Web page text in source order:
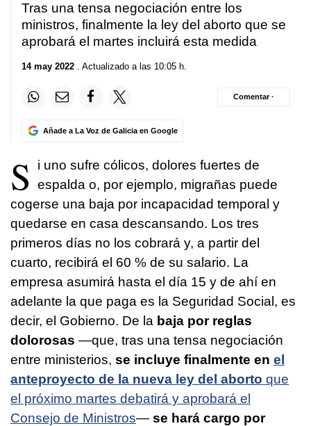
Tras una tensa negociación entre los
ministros, finalmente la ley del aborto que se
aprobará el martes incluirá esta medida
14 may 2022 . Actualizado a las 10:05 h.
Añade a La Voz de Galicia en Google
Comentar ·
S
i uno sufre cólicos, dolores fuertes de
espalda o, por ejemplo, migrañas puede
cogerse una baja por incapacidad temporal y
quedarse en casa descansando. Los tres
primeros días no los cobrará y, a partir del
cuarto, recibirá el 60 % de su salario. La
empresa asumirá hasta el día 15 y de ahí en
adelante la que paga es la Seguridad Social, es
decir, el Gobierno. De la baja por reglas
dolorosas —que, tras una tensa negociación
entre ministerios, se incluye finalmente en el
anteproyecto de la nueva ley del aborto que
el próximo martes debatirá y aprobará el
Consejo de Ministros— se hará cargo por